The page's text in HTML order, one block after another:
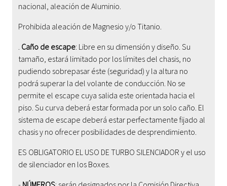
nacional, aleación de Aluminio.
Prohibida aleación de Magnesio y/o Titanio.
. Caño de escape: Libre en su dimensión y diseño. Su
tamaño, estará limitado por los límites del chasis, no
pudiendo sobrepasar éste (seguridad) y la altura no
podrá superar la del volante de conducción. No se
permite el escape cuya salida este orientada hacia el
piso. Su curva deberá estar formada por un solo caño. El
sistema de escape deberá estar perfectamente fijado al
chasis y no ofrecer posibilidades de desprendimiento.
ES OBLIGATORIO EL USO DE TURBO SILENCIADOR y el uso
de silenciador en los Boxes.